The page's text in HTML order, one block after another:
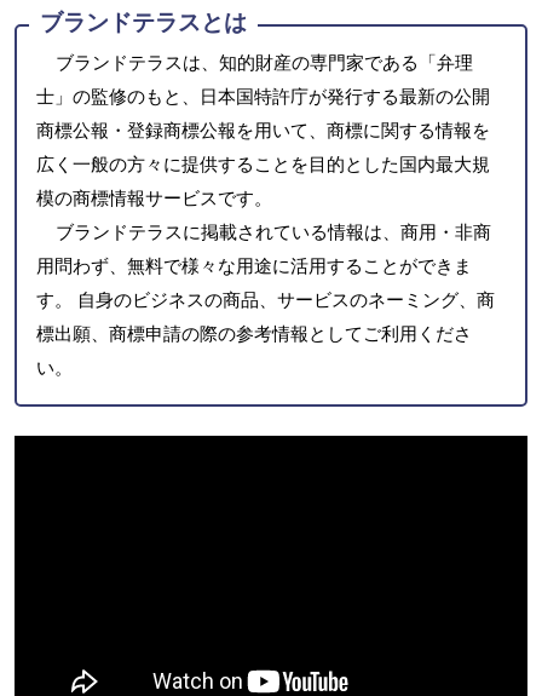
ブランドテラスとは
ブランドテラスは、知的財産の専門家である「弁理
士」の監修のもと、日本国特許庁が発行する最新の公開
商標公報・登録商標公報を用いて、商標に関する情報を
広く一般の方々に提供することを目的とした国内最大規
模の商標情報サービスです。
ブランドテラスに掲載されている情報は、商用・非商
用問わず、無料で様々な用途に活用することができま
す。 自身のビジネスの商品、サービスのネーミング、商
標出願、商標申請の際の参考情報としてご利用くださ
い。